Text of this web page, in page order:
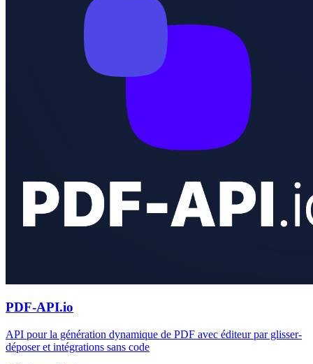
PDF-API.io
API pour la génération dynamique de PDF avec éditeur par glisser-
déposer et intégrations sans code